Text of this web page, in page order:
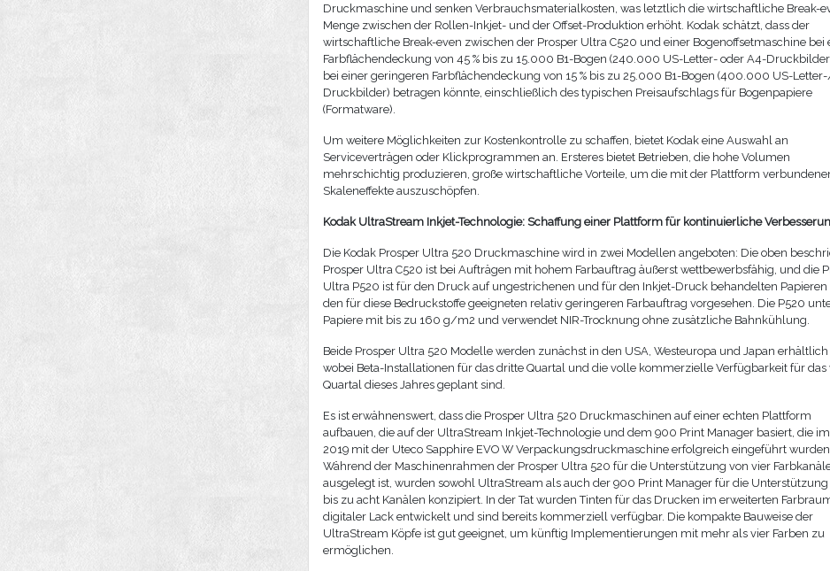
Druckmaschine und senken Verbrauchsmaterialkosten, was letztlich die wirtschaftliche Break-
Menge zwischen der Rollen-Inkjet- und der Offset-Produktion erhöht. Kodak schätzt, dass der
wirtschaftliche Break-even zwischen der Prosper Ultra C520 und einer Bogenoffsetmaschine bei
Farbflächendeckung von 45 % bis zu 15.000 B1-Bogen (240.000 US-Letter- oder A4-Druckbilder
bei einer geringeren Farbflächendeckung von 15 % bis zu 25.000 B1-Bogen (400.000 US-
Druckbilder) betragen könnte, einschließlich des typischen Preisaufschlags für Bogenpapiere
(Formatware).
Um weitere Möglichkeiten zur Kostenkontrolle zu schaffen, bietet Kodak eine Auswahl an
Serviceverträgen oder Klickprogrammen an. Ersteres bietet Betrieben, die hohe Volumen
mehrschichtig produzieren, große wirtschaftliche Vorteile, um die mit der Plattform
Skaleneffekte auszuschöpfen.
Kodak UltraStream Inkjet-Technologie: Schaffung einer Plattform für kontinuierliche
Die Kodak Prosper Ultra 520 Druckmaschine wird in zwei Modellen angeboten: Die oben
Prosper Ultra C520 ist bei Aufträgen mit hohem Farbauftrag äußerst wettbewerbsfähig, und die
Ultra P520 ist für den Druck auf ungestrichenen und für den Inkjet-Druck behandelten Papieren
den für diese Bedruckstoffe geeigneten relativ geringeren Farbauftrag vorgesehen. Die P520
Papiere mit bis zu 160 g/m2 und verwendet NIR-Trocknung ohne zusätzliche Bahnkühlung.
Beide Prosper Ultra 520 Modelle werden zunächst in den USA, Westeuropa und Japan erhältlich
wobei Beta-Installationen für das dritte Quartal und die volle kommerzielle Verfügbarkeit für das
Quartal dieses Jahres geplant sind.
Es ist erwähnenswert, dass die Prosper Ultra 520 Druckmaschinen auf einer echten Plattform
aufbauen, die auf der UltraStream Inkjet-Technologie und dem 900 Print Manager basiert, die
2019 mit der Uteco Sapphire EVO W Verpackungsdruckmaschine erfolgreich eingeführt wurden.
Während der Maschinenrahmen der Prosper Ultra 520 für die Unterstützung von vier
ausgelegt ist, wurden sowohl UltraStream als auch der 900 Print Manager für die Unterstützung
bis zu acht Kanälen konzipiert. In der Tat wurden Tinten für das Drucken im erweiterten
digitaler Lack entwickelt und sind bereits kommerziell verfügbar. Die kompakte Bauweise der
UltraStream Köpfe ist gut geeignet, um künftig Implementierungen mit mehr als vier Farben zu
ermöglichen.